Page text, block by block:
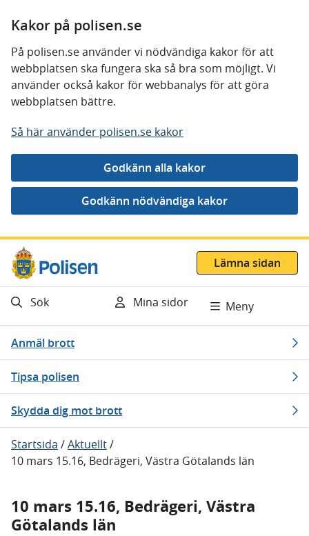
Kakor på polisen.se
På polisen.se använder vi nödvändiga kakor för att
webbplatsen ska fungera ska så bra som möjligt. Vi
använder också kakor för webbanalys för att göra
webbplatsen bättre.
Så här använder polisen.se kakor
Gå direkt till innehåll
Lämna sidan
Sök Mina sidor Meny
Anmäl brott
Tipsa polisen
Skydda dig mot brott
Startsida /Aktuellt/
10 mars 15.16, Bedrägeri, Västra Götalands län
10 mars 15.16, Bedrägeri, Västra
Götalands län